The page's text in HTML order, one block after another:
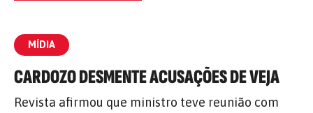
MÍDIA
CARDOZO DESMENTE ACUSAÇÕES DE VEJA
Revista afirmou que ministro teve reunião com